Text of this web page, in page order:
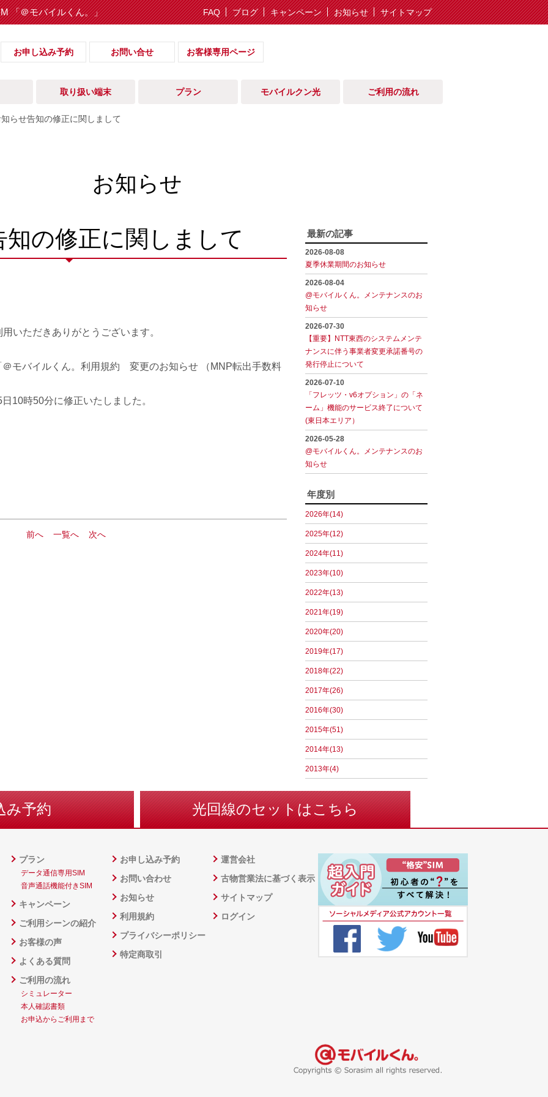
「＠モバイルくん。」 FAQ ブログ キャンペーン お知らせ サイトマップ
お申し込み予約 お問い合せ お客様専用ページ
取り扱い端末 プラン モバイルクン光 ご利用の流れ
らせ告知の修正に関しまして
お知らせ
の修正に関しまして
いただきありがとうございます。
モバイルくん。利用規約 変更のお知らせ （MNP転出手数料
時50分に修正いたしました。
前へ 一覧へ 次へ
最新の記事
2026-08-08
夏季休業期間のお知らせ
2026-08-04
@モバイルくん。メンテナンスのお
知らせ
2026-07-30
【重要】NTT東西のシステムメンテ
ナンスに伴う事業者変更承諾番号の
発行停止について
2026-07-10
「フレッツ・v6オプション」の「ネ
ーム」機能のサービス終了について
(東日本エリア）
2026-05-28
@モバイルくん。メンテナンスのお
知らせ
年度別
2026年(14)
2025年(12)
2024年(11)
2023年(10)
2022年(13)
2021年(19)
2020年(20)
2019年(17)
2018年(22)
2017年(26)
2016年(30)
2015年(51)
2014年(13)
2013年(4)
み予約 光回線のセットはこちら
プラン
データ通信専用SIM
音声通話機能付きSIM
キャンペーン
ご利用シーンの紹介
お客様の声
よくある質問
ご利用の流れ
シミュレーター
本人確認書類
お申込からご利用まで
お申し込み予約
お問い合わせ
お知らせ
利用規約
プライバシーポリシー
特定商取引
運営会社
古物営業法に基づく表示
サイトマップ
ログイン